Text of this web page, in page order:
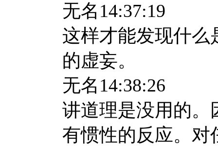
无名 14:37:19
这样才能发现什么
的虚妄。
无名 14:38:26
讲道理是没用的。
有惯性的反应。对